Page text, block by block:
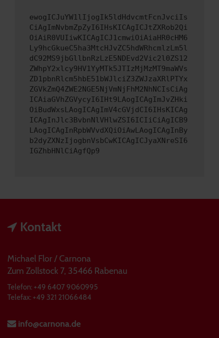
ewogICJuYW1lIjogIk5ldHdvcmtFcnJvciIs
CiAgImNvbmZpZyI6IHsKICAgICJtZXRob2Qi
OiAiR0VUIiwKICAgICJ1cmwiOiAiaHR0cHM6
Ly9hcGkueC5ha3MtcHJvZC5hdWRhcmlzLm5l
dC92MS9jbGllbnRzLzE5NDEvd2Vic2l0ZS12
ZWhpY2xlcy9HV1YyMTk5JTIzMjMzMT9maWVs
ZD1pbnRlcm5hbE51bWJlciZ3ZWJzaXRlPTYx
ZGVkZmQ4ZWE2NGE5NjVmNjFhM2NhNCIsCiAg
ICAiaGVhZGVycyI6IHt9LAogICAgImJvZHki
OiBudWxsLAogICAgImV4cGVjdCI6IHsKICAg
ICAgInJlc3BvbnNlVHlwZSI6ICIiCiAgICB9
LAogICAgInRpbWVvdXQiOiAwLAogICAgInBy
b2dyZXNzIjogbnVsbCwKICAgICJyaXNreSI6
IGZhbHNlCiAgfQp9
Kontakt
Michael Flor / Carnona
Zum Zollstock 7, 35466 Rabenau
Telefon: +49 6407 9060995
Telefax: +49 321 21066484
info@carnona.de